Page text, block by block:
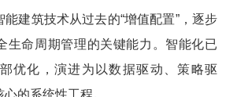
建筑技术从过去的“增值配置”，逐步
生命周期管理的关键能力。智能化已
优化，演进为以数据驱动、策略驱
的系统性工程。